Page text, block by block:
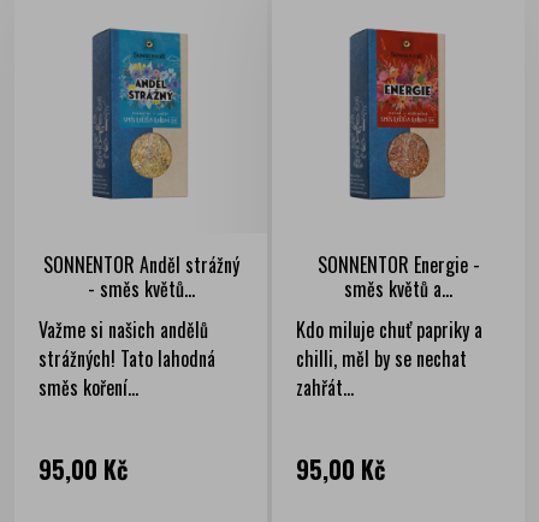
SONNENTOR Anděl strážný
- směs květů...
Važme si našich andělů
strážných! Tato lahodná
směs koření...
Cena
95,00 Kč
SONNENTOR Energie -
směs květů a...
Kdo miluje chuť papriky a
chilli, měl by se nechat
zahřát...
Cena
95,00 Kč